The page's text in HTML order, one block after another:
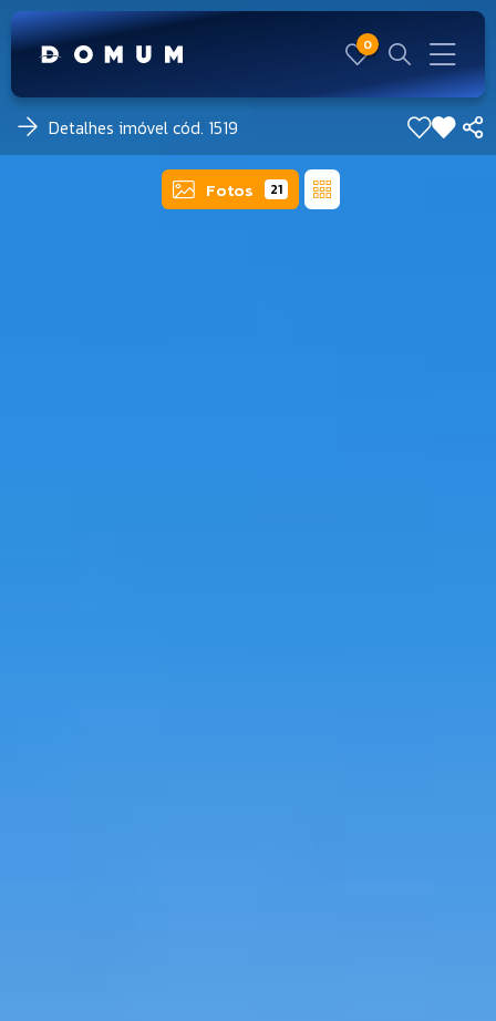
0
Detalhes imóvel cód. 1519
Fotos 21